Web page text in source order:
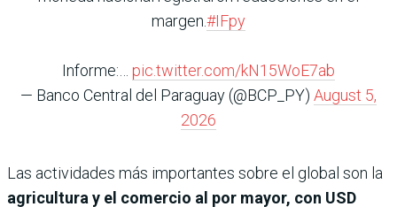
margen.#IFpy
Informe:… pic.twitter.com/kN15WoE7ab
— Banco Central del Paraguay (@BCP_PY) August 5,
2026
Las actividades más importantes sobre el global son la
agricultura y el comercio al por mayor, con USD